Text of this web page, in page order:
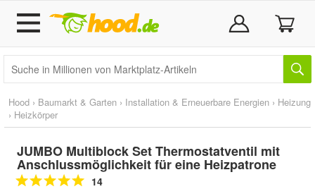
Hood › Baumarkt & Garten › Installation & Erneuerbare Energien › Heizung
› Heizkörper
JUMBO Multiblock Set Thermostatventil mit
Anschlussmöglichkeit für eine Heizpatrone
14